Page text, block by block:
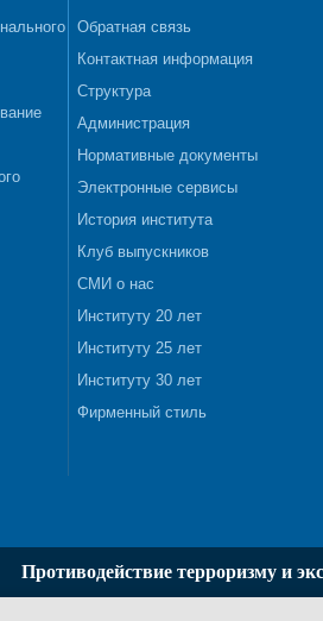
Обратная связь
Контактная информация
Структура
Администрация
Нормативные документы
Электронные сервисы
История института
Клуб выпускников
СМИ о нас
Институту 20 лет
Институту 25 лет
Институту 30 лет
Фирменный стиль
Противодействие терроризму и